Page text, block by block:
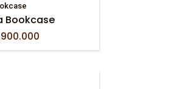
Bookcase